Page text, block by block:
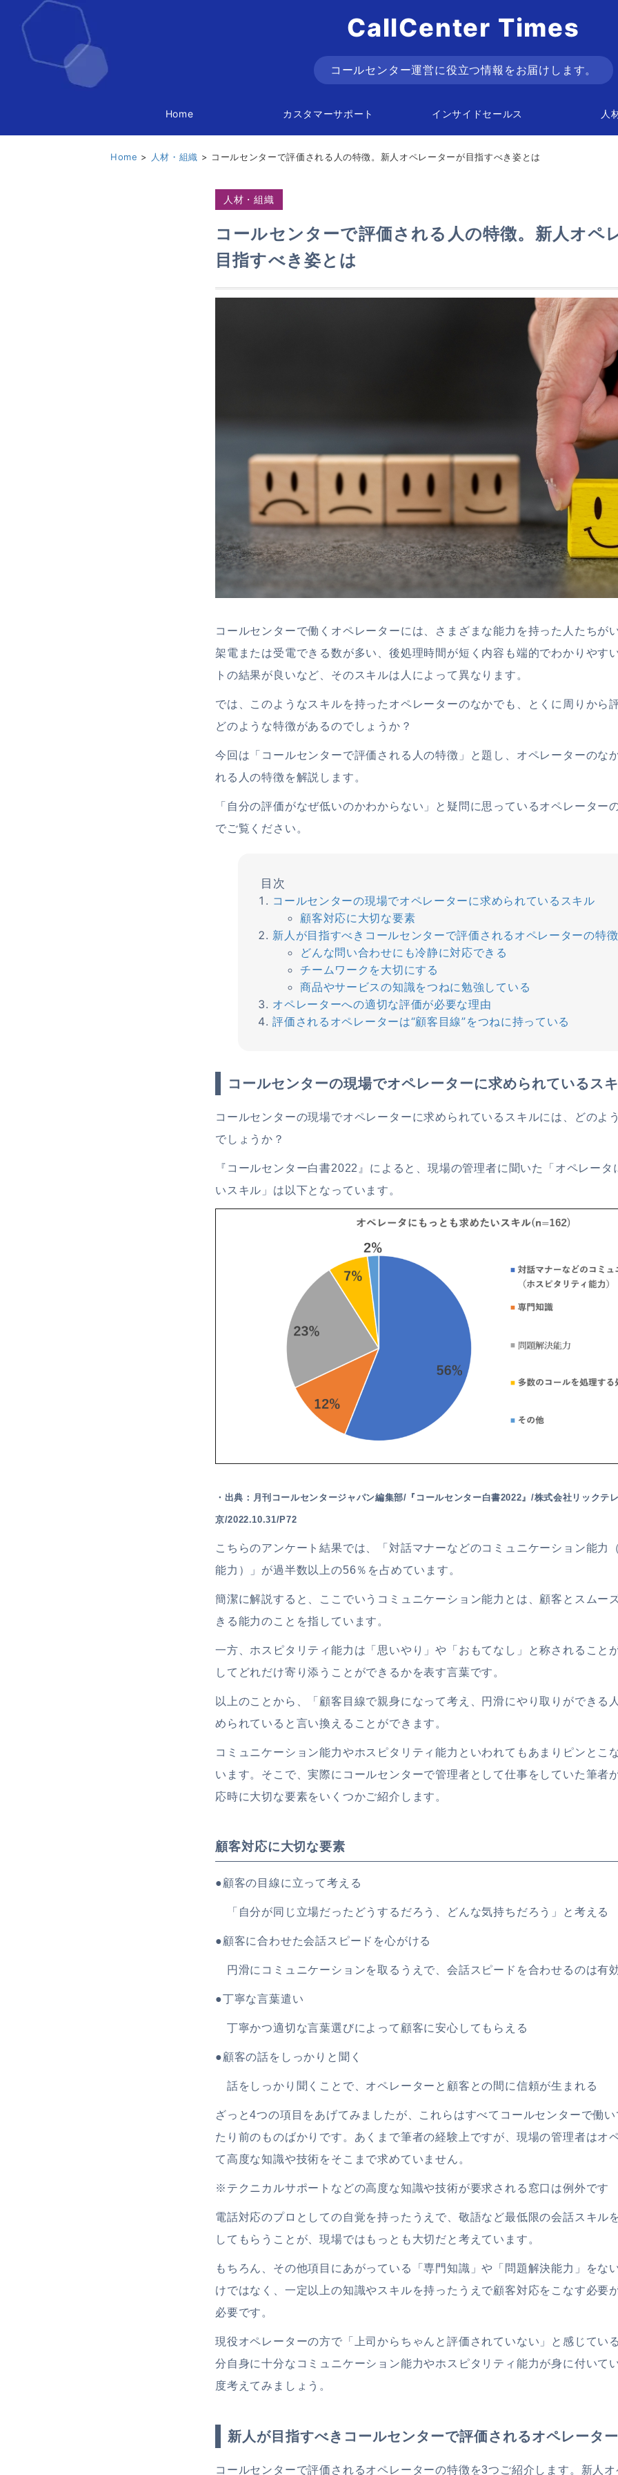
CallCenter Times
コールセンター運営に役立つ情報をお届けします。
Home カスタマーサポート インサイドセールス 人
Home 人材・組織 コールセンターで評価される人の特徴。新人オペレーターが目指すべき姿とは
人材・組織
コールセンターで評価される人の特徴。新人オペ
目指すべき姿とは
コールセンターで働くオペレーターには、さまざまな能力を持った人たちが
架電または受電できる数が多い、後処理時間が短く内容も端的でわかりやす
トの結果が良いなど、そのスキルは人によって異なります。
では、このようなスキルを持ったオペレーターのなかでも、とくに周りから
どのような特徴があるのでしょうか？
今回は「コールセンターで評価される人の特徴」と題し、オペレーターのな
れる人の特徴を解説します。
「自分の評価がなぜ低いのかわからない」と疑問に思っているオペレーター
でご覧ください。
コールセンターの現場でオペレーターに求められているスキル
顧客対応に大切な要素
新人が目指すべきコールセンターで評価されるオペレーターの特徴
どんな問い合わせにも冷静に対応できる
チームワークを大切にする
商品やサービスの知識をつねに勉強している
オペレーターへの適切な評価が必要な理由
評価されるオペレーターは“顧客目線”をつねに持っている
コールセンターの現場でオペレーターに求められているス
コールセンターの現場でオペレーターに求められているスキルには、どのよ
でしょうか？
『コールセンター白書2022』によると、現場の管理者に聞いた「オペレータ
いスキル」は以下となっています。
・出典：月刊コールセンタージャパン編集部/『コールセンター白書2022』/株式会社リックテ
京/2022.10.31/P72
こちらのアンケート結果では、「対話マナーなどのコミュニケーション能力
能力）」が過半数以上の56％を占めています。
簡潔に解説すると、ここでいうコミュニケーション能力とは、顧客とスムー
きる能力のことを指しています。
一方、ホスピタリティ能力は「思いやり」や「おもてなし」と称されること
してどれだけ寄り添うことができるかを表す言葉です。
以上のことから、「顧客目線で親身になって考え、円滑にやり取りができる
められていると言い換えることができます。
コミュニケーション能力やホスピタリティ能力といわれてもあまりピンとこ
います。そこで、実際にコールセンターで管理者として仕事をしていた筆者
応時に大切な要素をいくつかご紹介します。
顧客対応に大切な要素
●顧客の目線に立って考える
「自分が同じ立場だったどうするだろう、どんな気持ちだろう」と考える
●顧客に合わせた会話スピードを心がける
円滑にコミュニケーションを取るうえで、会話スピードを合わせるのは有
●丁寧な言葉遣い
丁寧かつ適切な言葉選びによって顧客に安心してもらえる
●顧客の話をしっかりと聞く
話をしっかり聞くことで、オペレーターと顧客との間に信頼が生まれる
ざっと4つの項目をあげてみましたが、これらはすべてコールセンターで働
たり前のものばかりです。あくまで筆者の経験上ですが、現場の管理者はオ
て高度な知識や技術をそこまで求めていません。
※テクニカルサポートなどの高度な知識や技術が要求される窓口は例外です
電話対応のプロとしての自覚を持ったうえで、敬語など最低限の会話スキル
してもらうことが、現場ではもっとも大切だと考えています。
もちろん、その他項目にあがっている「専門知識」や「問題解決能力」をな
けではなく、一定以上の知識やスキルを持ったうえで顧客対応をこなす必要
必要です。
現役オペレーターの方で「上司からちゃんと評価されていない」と感じてい
分自身に十分なコミュニケーション能力やホスピタリティ能力が身に付いて
度考えてみましょう。
新人が目指すべきコールセンターで評価されるオペレータ
コールセンターで評価されるオペレーターの特徴を3つご紹介します。新人